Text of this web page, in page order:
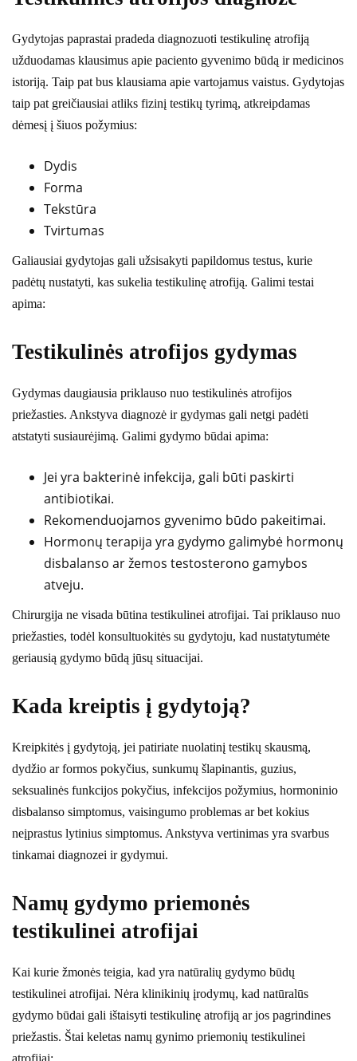
Gydytojas paprastai pradeda diagnozuoti testikulinę atrofiją
užduodamas klausimus apie paciento gyvenimo būdą ir medicinos
istoriją. Taip pat bus klausiama apie vartojamus vaistus. Gydytojas
taip pat greičiausiai atliks fizinį testikų tyrimą, atkreipdamas
dėmesį į šiuos požymius:
Dydis
Forma
Tekstūra
Tvirtumas
Galiausiai gydytojas gali užsisakyti papildomus testus, kurie
padėtų nustatyti, kas sukelia testikulinę atrofiją. Galimi testai
apima:
Testikulinės atrofijos gydymas
Gydymas daugiausia priklauso nuo testikulinės atrofijos
priežasties. Ankstyva diagnozė ir gydymas gali netgi padėti
atstatyti susiaurėjimą. Galimi gydymo būdai apima:
Jei yra bakterinė infekcija, gali būti paskirti
antibiotikai.
Rekomenduojamos gyvenimo būdo pakeitimai.
Hormonų terapija yra gydymo galimybė hormonų
disbalanso ar žemos testosterono gamybos
atveju.
Chirurgija ne visada būtina testikulinei atrofijai. Tai priklauso nuo
priežasties, todėl konsultuokitės su gydytoju, kad nustatytumėte
geriausią gydymo būdą jūsų situacijai.
Kada kreiptis į gydytoją?
Kreipkitės į gydytoją, jei patiriate nuolatinį testikų skausmą,
dydžio ar formos pokyčius, sunkumų šlapinantis, guzius,
seksualinės funkcijos pokyčius, infekcijos požymius, hormoninio
disbalanso simptomus, vaisingumo problemas ar bet kokius
neįprastus lytinius simptomus. Ankstyva vertinimas yra svarbus
tinkamai diagnozei ir gydymui.
Namų gydymo priemonės
testikulinei atrofijai
Kai kurie žmonės teigia, kad yra natūralių gydymo būdų
testikulinei atrofijai. Nėra klinikinių įrodymų, kad natūralūs
gydymo būdai gali ištaisyti testikulinę atrofiją ar jos pagrindines
priežastis. Štai keletas namų gynimo priemonių testikulinei
atrofijai: